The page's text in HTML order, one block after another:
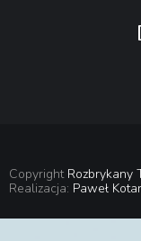
Copyright Rozbrykany
Realizacja: Paweł